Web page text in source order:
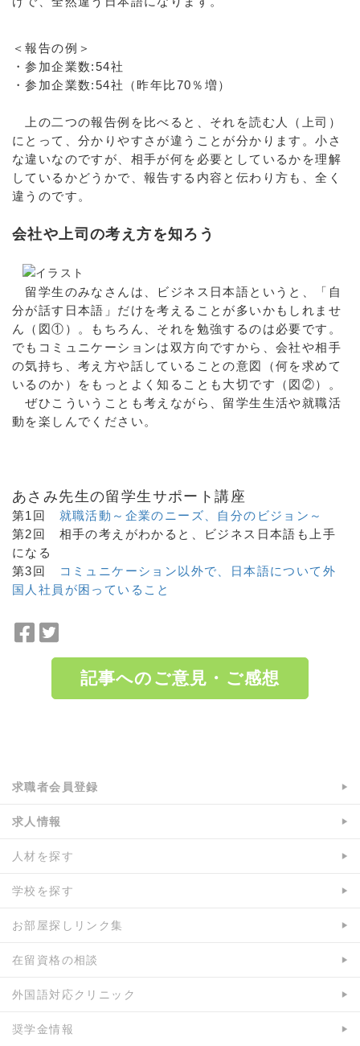
＜報告の例＞
・参加企業数:54社
・参加企業数:54社（昨年比70％増）
上の二つの報告例を比べると、それを読む人（上司）
にとって、分かりやすさが違うことが分かります。小さ
な違いなのですが、相手が何を必要としているかを理解
しているかどうかで、報告する内容と伝わり方も、全く
違うのです。
会社や上司の考え方を知ろう
留学生のみなさんは、ビジネス日本語というと、「自
分が話す日本語」だけを考えることが多いかもしれませ
ん（図①）。もちろん、それを勉強するのは必要です。
でもコミュニケーションは双方向ですから、会社や相手
の気持ち、考え方や話していることの意図（何を求めて
いるのか）をもっとよく知ることも大切です（図②）。
ぜひこういうことも考えながら、留学生生活や就職活
動を楽しんでください。
あさみ先生の留学生サポート講座
第1回 就職活動～企業のニーズ、自分のビジョン～
第2回 相手の考えがわかると、ビジネス日本語も上手
になる
第3回
コミュニケーション以外で、日本語について外
国人社員が困っていること
シ
ェ
t
ェ
ア
記事へのご意見・ご感想
求職者会員登録
求人情報
人材を探す
学校を探す
お部屋探しリンク集
在留資格の相談
外国語対応クリニック
奨学金情報